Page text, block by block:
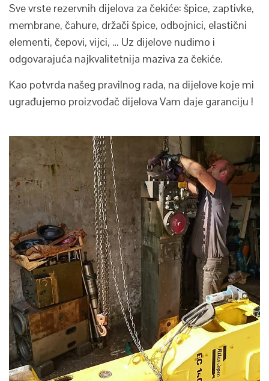
Sve vrste rezervnih dijelova za čekiće: špice, zaptivke,
membrane, čahure, držači špice, odbojnici, elastični
elementi, čepovi, vijci, … Uz dijelove nudimo i
odgovarajuća najkvalitetnija maziva za čekiće.
Kao potvrda našeg pravilnog rada, na dijelove koje mi
ugrađujemo proizvođač dijelova Vam daje garanciju !